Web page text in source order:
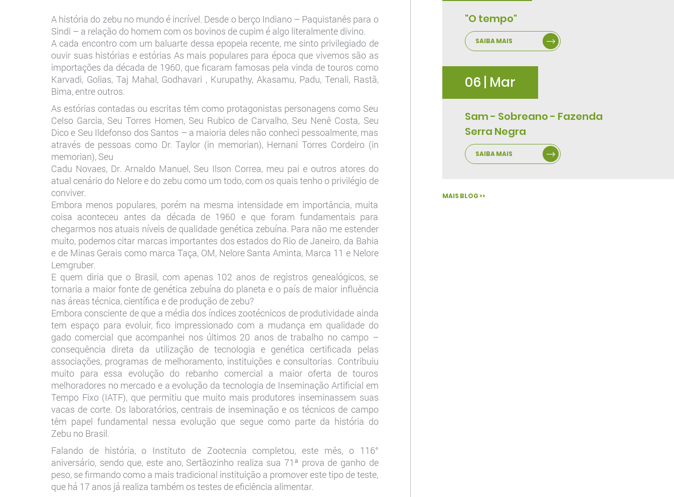
A história do zebu no mundo é incrível. Desde o berço Indiano – Paquistanês para o
Sindi – a relação do homem com os bovinos de cupim é algo literalmente divino.
A cada encontro com um baluarte dessa epopeia recente, me sinto privilegiado de
ouvir suas histórias e estórias As mais populares para época que vivemos são as
importações da década de 1960, que ficaram famosas pela vinda de touros como
Karvadi, Golias, Taj Mahal, Godhavari , Kurupathy, Akasamu, Padu, Tenali, Rastã,
Bima, entre outros.
As estórias contadas ou escritas têm como protagonistas personagens como Seu
Celso Garcia, Seu Torres Homen, Seu Rubico de Carvalho, Seu Nenê Costa, Seu
Dico e Seu Ildefonso dos Santos – a maioria deles não conheci pessoalmente, mas
através de pessoas como Dr. Taylor (in memorian), Hernani Torres Cordeiro (in
memorian), Seu
Cadu Novaes, Dr. Arnaldo Manuel, Seu Ilson Correa, meu pai e outros atores do
atual cenário do Nelore e do zebu como um todo, com os quais tenho o privilégio de
conviver.
Embora menos populares, porém na mesma intensidade em importância, muita
coisa aconteceu antes da década de 1960 e que foram fundamentais para
chegarmos nos atuais níveis de qualidade genética zebuína. Para não me estender
muito, podemos citar marcas importantes dos estados do Rio de Janeiro, da Bahia
e de Minas Gerais como marca Taça, OM, Nelore Santa Aminta, Marca 11 e Nelore
Lemgruber.
E quem diria que o Brasil, com apenas 102 anos de registros genealógicos, se
tornaria a maior fonte de genética zebuína do planeta e o país de maior influência
nas áreas técnica, científica e de produção de zebu?
Embora consciente de que a média dos índices zootécnicos de produtividade ainda
tem espaço para evoluir, fico impressionado com a mudança em qualidade do
gado comercial que acompanhei nos últimos 20 anos de trabalho no campo –
consequência direta da utilização de tecnologia e genética certificada pelas
associações, programas de melhoramento, instituições e consultorias. Contribuiu
muito para essa evolução do rebanho comercial a maior oferta de touros
melhoradores no mercado e a evolução da tecnologia de Inseminação Artificial em
Tempo Fixo (IATF), que permitiu que muito mais produtores inseminassem suas
vacas de corte. Os laboratórios, centrais de inseminação e os técnicos de campo
têm papel fundamental nessa evolução que segue como parte da história do
Zebu no Brasil.
Falando de história, o Instituto de Zootecnia completou, este mês, o 116°
aniversário, sendo que, este ano, Sertãozinho realiza sua 71ª prova de ganho de
peso, se firmando como a mais tradicional instituição a promover este tipo de teste,
que há 17 anos já realiza também os testes de eficiência alimentar.
"O tempo"
SAIBA MAIS
06 | Mar
Sam - Sobreano - Fazenda
Serra Negra
SAIBA MAIS
MAIS BLOG >>